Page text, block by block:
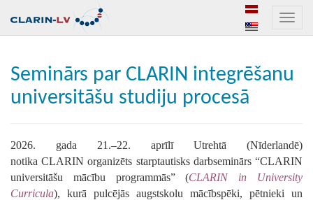
Toggle
Seminārs par CLARIN integrēšanu
universitāšu studiju procesā
2026. gada 21.–22. aprīlīUtrehtā (Nīderlandē)
notikaCLARIN organizēts starptautisks darbseminārs “CLARIN
universitāšu mācību programmās” (CLARIN in University
Curricula), kurā pulcējās augstskolu mācībspēki, pētnieki un